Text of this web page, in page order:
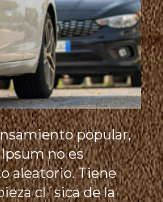
popular,
no es
aleatorio. Tiene
cl´sica de la